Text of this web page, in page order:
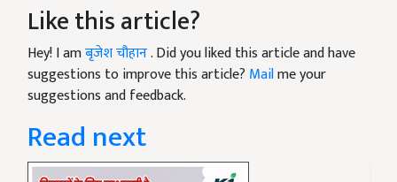
Like this article?
Hey! I amबृजेश चौहान. Did you liked this article and have
suggestions to improve this article? Mailme your
suggestions and feedback.
Read next